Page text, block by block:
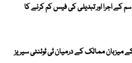
کے اجرا اور تبدیلی کی فیس کم کرنے کا
کپ 2027 کے میزبان ممالک کے درمیان ٹی ٹوئنٹی سیریز